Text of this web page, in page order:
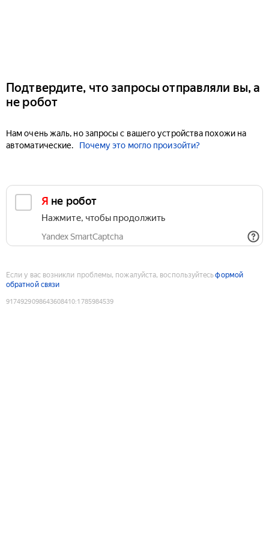
Подтвердите, что запросы отправляли вы, а
не робот
Нам очень жаль, но запросы с вашего устройства похожи на
автоматические.
Почему это могло произойти?
Я не робот
Нажмите, чтобы продолжить
Yandex SmartCaptcha
Если у вас возникли проблемы, пожалуйста, воспользуйтесьформой
обратной связи
9174929098643608410:1785984539